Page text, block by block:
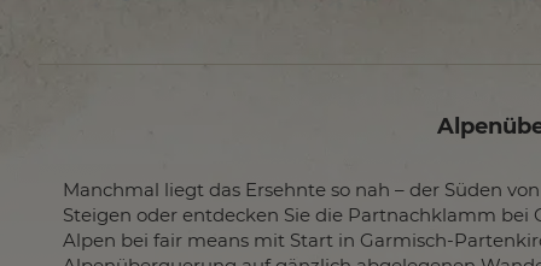
Manchmal liegt das Ersehnte so nah – der Süden
Steigen oder entdecken Sie die Partnachklamm
Alpen bei fair means mit Start in Garmisch-